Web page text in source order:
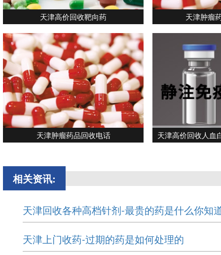
天津高价回收靶向药 天津肿瘤
天津肿瘤药品回收电话
相关资讯:
天津回收各种高档针剂-最贵的药是什么你知
天津上门收药-过期的药是如何处理的